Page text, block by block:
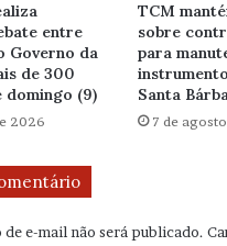
entre
Governo da
de 300
domingo (9)
2026
TCM
sobre
para
Santa
7 de
de e-mail não será publicado.